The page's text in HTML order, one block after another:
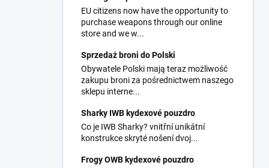
EU citizens now have the opportunity to
purchase weapons through our online
store and we w...
Sprzedaż broni do Polski
Obywatele Polski mają teraz możliwość
zakupu broni za pośrednictwem naszego
sklepu interne...
Sharky IWB kydexové pouzdro
Co je IWB Sharky? vnitřní unikátní
konstrukce skryté nošení dvoj...
Frogy OWB kydexové pouzdro